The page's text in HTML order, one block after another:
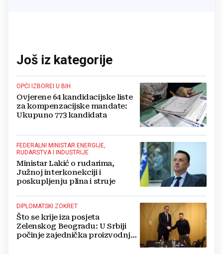
Još iz kategorije
OPĆI IZBOREI U BIH
Ovjerene 64 kandidacijske liste
za kompenzacijske mandate:
Ukupuno 773 kandidata
FEDERALNI MINISTAR ENERGIJE,
RUDARSTVA I INDUSTRIJE
Ministar Lakić o rudarima,
Južnoj interkonekciji i
poskupljenju plina i struje
DIPLOMATSKI ZOKRET
Što se krije iza posjeta
Zelenskog Beogradu: U Srbiji
počinje zajednička proizvodnja